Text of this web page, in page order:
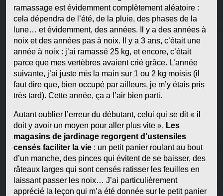
ramassage est évidemment complètement aléatoire :
cela dépendra de l’été, de la pluie, des phases de la
lune… et évidemment, des années. Il y a des années à
noix et des années pas à noix. Il y a 3 ans, c’était une
année à noix : j’ai ramassé 25 kg, et encore, c’était
parce que mes vertèbres avaient crié grâce. L’année
suivante, j’ai juste mis la main sur 1 ou 2 kg moisis (il
faut dire que, bien occupé par ailleurs, je m’y étais pris
très tard). Cette année, ça a l’air bien parti.
Autant oublier l’erreur du débutant, celui qui se dit « il
doit y avoir un moyen pour aller plus vite ». Les
magasins de jardinage regorgent d’ustensiles
censés faciliter la vie: un petit panier roulant au bout
d’un manche, des pinces qui évitent de se baisser, des
râteaux larges qui sont censés ratisser les feuilles en
laissant passer les noix… J’ai particulièrement
apprécié la leçon qui m’a été donnée sur le petit panier